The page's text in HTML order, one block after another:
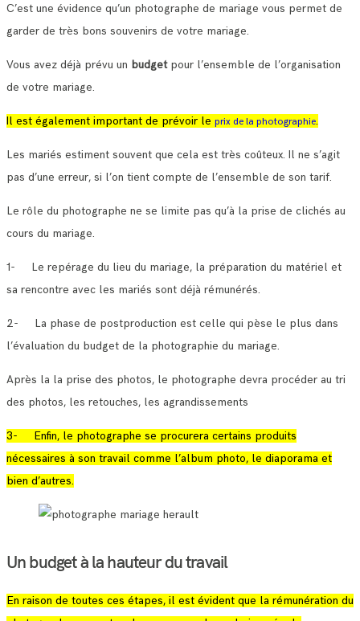
C’est une évidence qu’un photographe de mariage vous permet de
garder de très bons souvenirs de votre mariage.
Vous avez déjà prévu un budget pour l’ensemble de l’organisation
de votre mariage.
Il est également important de prévoir le prix de la photographie.
Les mariés estiment souvent que cela est très coûteux. Il ne s’agit
pas d’une erreur, si l’on tient compte de l’ensemble de son tarif.
Le rôle du photographe ne se limite pas qu’à la prise de clichés au
cours du mariage.
1- Le repérage du lieu du mariage, la préparation du matériel et
sa rencontre avec les mariés sont déjà rémunérés.
2- La phase de postproduction est celle qui pèse le plus dans
l’évaluation du budget de la photographie du mariage.
Après la la prise des photos, le photographe devra procéder au tri
des photos, les retouches, les agrandissements
3- Enfin, le photographe se procurera certains produits
nécessaires à son travail comme l’album photo, le diaporama et
bien d’autres.
Un budget à la hauteur du travail
En raison de toutes ces étapes, il est évident que la rémunération du